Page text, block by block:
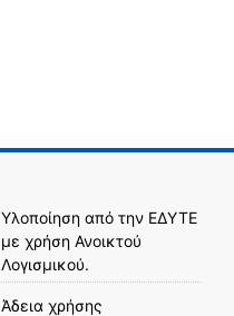
Υλοποίηση από την ΕΔΥΤΕ
με χρήση Ανοικτού
Λογισμικού.
Άδεια χρήσης